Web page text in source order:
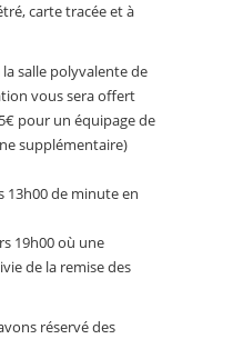
carte tracée et à
la salle polyvalente de
vous sera offert
pour un équipage de
supplémentaire)
13h00 de minute en
19h00 où une
de la remise des
réservé des